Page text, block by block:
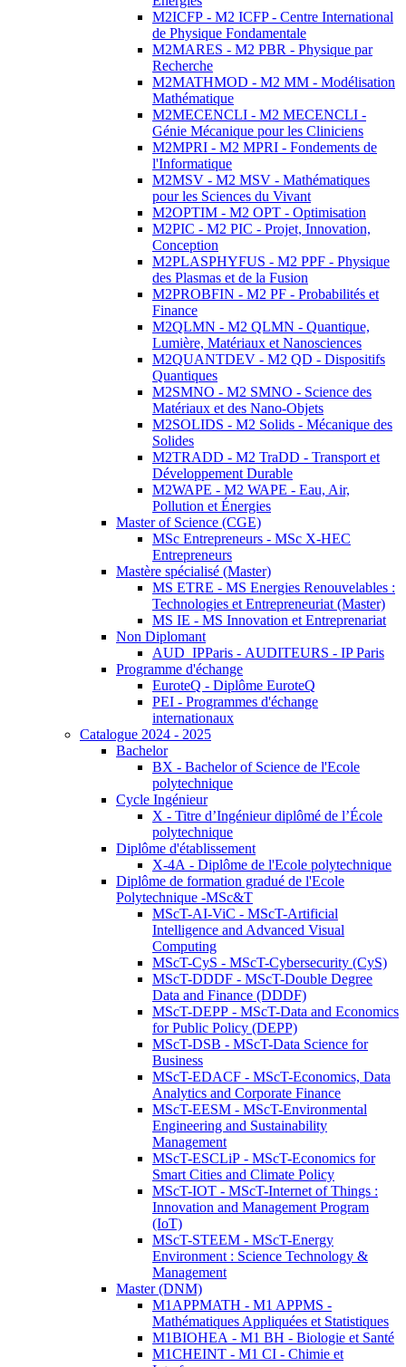
M2ICFP - M2 ICFP - Centre International
de Physique Fondamentale
M2MARES - M2 PBR - Physique par
Recherche
M2MATHMOD - M2 MM - Modélisation
Mathématique
M2MECENCLI - M2 MECENCLI -
Génie Mécanique pour les Cliniciens
M2MPRI - M2 MPRI - Fondements de
l'Informatique
M2MSV - M2 MSV - Mathématiques
pour les Sciences du Vivant
M2OPTIM - M2 OPT - Optimisation
M2PIC - M2 PIC - Projet, Innovation,
Conception
M2PLASPHYFUS - M2 PPF - Physique
des Plasmas et de la Fusion
M2PROBFIN - M2 PF - Probabilités et
Finance
M2QLMN - M2 QLMN - Quantique,
Lumière, Matériaux et Nanosciences
M2QUANTDEV - M2 QD - Dispositifs
Quantiques
M2SMNO - M2 SMNO - Science des
Matériaux et des Nano-Objets
M2SOLIDS - M2 Solids - Mécanique des
Solides
M2TRADD - M2 TraDD - Transport et
Développement Durable
M2WAPE - M2 WAPE - Eau, Air,
Pollution et Énergies
Master of Science (CGE)
MSc Entrepreneurs - MSc X-HEC
Entrepreneurs
Mastère spécialisé (Master)
MS ETRE - MS Energies Renouvelables :
Technologies et Entrepreneuriat (Master)
MS IE - MS Innovation et Entreprenariat
Non Diplomant
AUD_IPParis - AUDITEURS - IP Paris
Programme d'échange
EuroteQ - Diplôme EuroteQ
PEI - Programmes d'échange
internationaux
Catalogue 2024 - 2025
Bachelor
BX - Bachelor of Science de l'Ecole
polytechnique
Cycle Ingénieur
X - Titre d’Ingénieur diplômé de l’École
polytechnique
Diplôme d'établissement
X-4A - Diplôme de l'Ecole polytechnique
Diplôme de formation gradué de l'Ecole
Polytechnique -MSc&T
MScT-AI-ViC - MScT-Artificial
Intelligence and Advanced Visual
Computing
MScT-CyS - MScT-Cybersecurity (CyS)
MScT-DDDF - MScT-Double Degree
Data and Finance (DDDF)
MScT-DEPP - MScT-Data and Economics
for Public Policy (DEPP)
MScT-DSB - MScT-Data Science for
Business
MScT-EDACF - MScT-Economics, Data
Analytics and Corporate Finance
MScT-EESM - MScT-Environmental
Engineering and Sustainability
Management
MScT-ESCLiP - MScT-Economics for
Smart Cities and Climate Policy
MScT-IOT - MScT-Internet of Things :
Innovation and Management Program
(IoT)
MScT-STEEM - MScT-Energy
Environment : Science Technology &
Management
Master (DNM)
M1APPMATH - M1 APPMS -
Mathématiques Appliquées et Statistiques
M1BIOHEA - M1 BH - Biologie et Santé
M1CHEINT - M1 CI - Chimie et